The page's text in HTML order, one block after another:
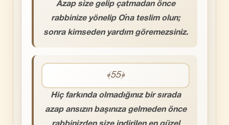
Azap size gelip çatmadan önce
rabbinize yönelip O’na teslim olun;
sonra kimseden yardım göremezsiniz.
﴾55﴿
Hiç farkında olmadığınız bir sırada
azap ansızın başınıza gelmeden önce